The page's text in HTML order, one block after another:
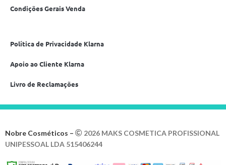
Condições Gerais Venda
Política de Privacidade Klarna
Apoio ao Cliente Klarna
Livro de Reclamações
Nobre Cosméticos –
2026 MAKS COSMETICA PROFISSIONAL
UNIPESSOAL LDA 515406244